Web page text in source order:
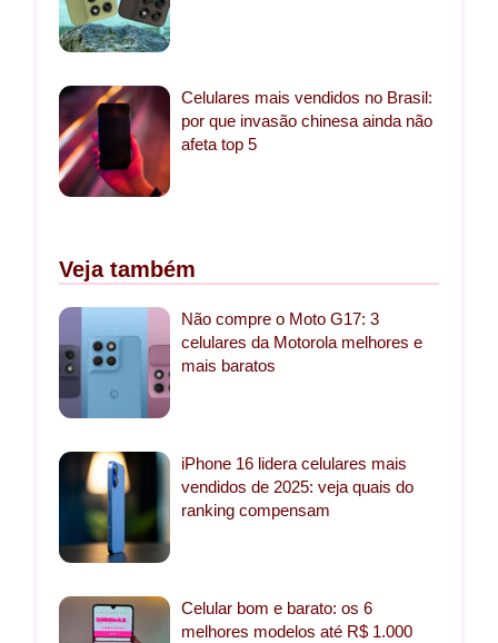
Celulares mais vendidos no Brasil:
por que invasão chinesa ainda não
afeta top 5
Veja também
Não compre o Moto G17: 3
celulares da Motorola melhores e
mais baratos
iPhone 16 lidera celulares mais
vendidos de 2025: veja quais do
ranking compensam
Celular bom e barato: os 6
melhores modelos até R$ 1.000